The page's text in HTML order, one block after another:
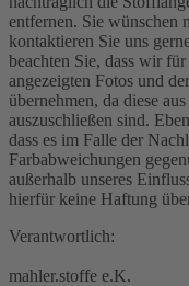
entfernen. Sie wünschen
kontaktieren Sie uns
beachten Sie, dass wir
angezeigten Fotos und
übernehmen, da diese
auszuschließen sind.
dass es im Falle der
Farbabweichungen
außerhalb unseres
hierfür keine Haftung
Verantwortlich:
mahler.stoffe e.K.